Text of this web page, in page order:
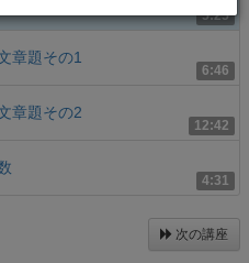
5:25
6:46
章題その1
12:42
章題その2
4:31
次の講座